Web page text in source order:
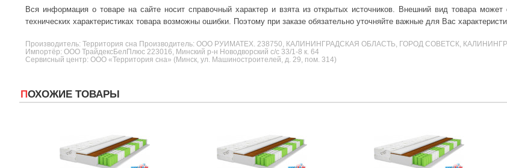
Вся информация о товаре на сайте носит справочный характер и взята из открытых источников. Внешний вид товара
технических характеристиках товара возможны ошибки. Поэтому при заказе обязательно уточняйте важные для Вас
Производитель: Территория сна Производитель: ООО РУИМАТЕХ. 238750, КАЛИНИНГРАДСКАЯ ОБЛАСТЬ, ГОРОД СОВЕТСК,
Импортёр: ООО ТрайдексБелПлюс 223016, Минский р-н Новодворский с/с 33/1-8 к. 64
Сервисный центр: ООО «Территория сна» (Минск, ул. Машиностроителей, д. 29, пом. 314)
ПОХОЖИЕ ТОВАРЫ